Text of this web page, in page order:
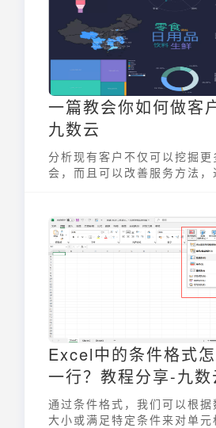
一篇教会你如何做
九数云
分析现有客户不仅可以挖掘
会，而且可以改善服务方法，
Excel中的条件格式
一行？教程分享-九数
通过条件格式，我们可以根据
大小或满足特定条件来对单元